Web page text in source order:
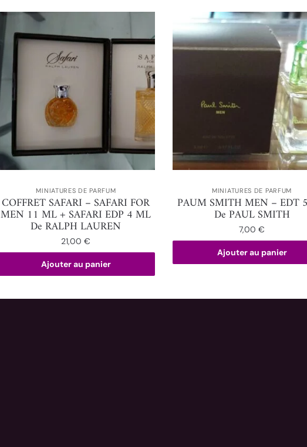
MINIATURES DE PARFUM
COFFRET SAFARI – SAFARI FOR
MEN 11 ML + SAFARI EDP 4 ML
De RALPH LAUREN
21,00€
Ajouter au panier
MINIATURES DE PARFUM
PAUM SMITH MEN – EDT
De PAUL SMITH
7,00€
Ajouter au panier